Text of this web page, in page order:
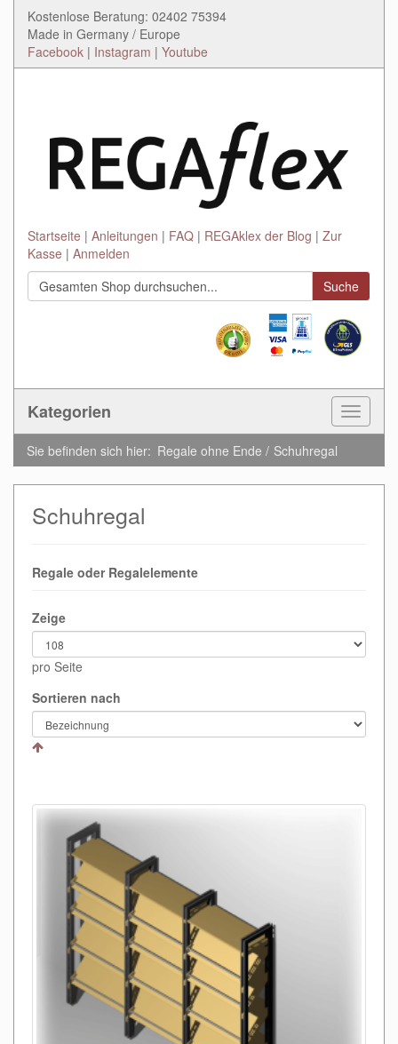
Kostenlose Beratung: 02402 75394
Made in Germany / Europe
Facebook | Instagram | Youtube
Startseite Anleitungen FAQ REGAklex der Blog
Zur
Kasse
Anmelden
Suche
Kategorien
Toggle
Sie befinden sich hier: Regale ohne Ende Schuhregal
Schuhregal
Regale oder Regalelemente
Zeige
pro Seite
Sortieren nach